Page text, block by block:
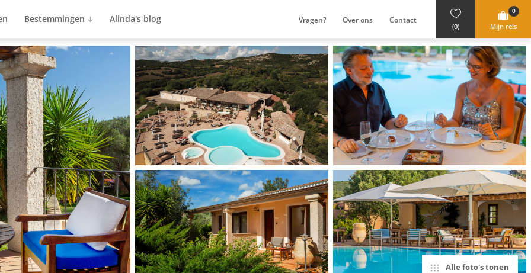
Bestemmingen Alinda's blog Vragen? Over ons Contact
(0)
0
Mijn reis
Alle foto's tonen